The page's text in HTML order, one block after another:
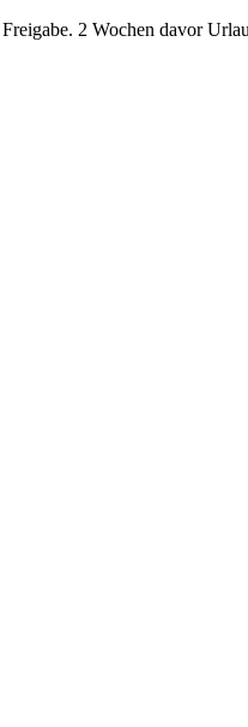
2 Wochen davor